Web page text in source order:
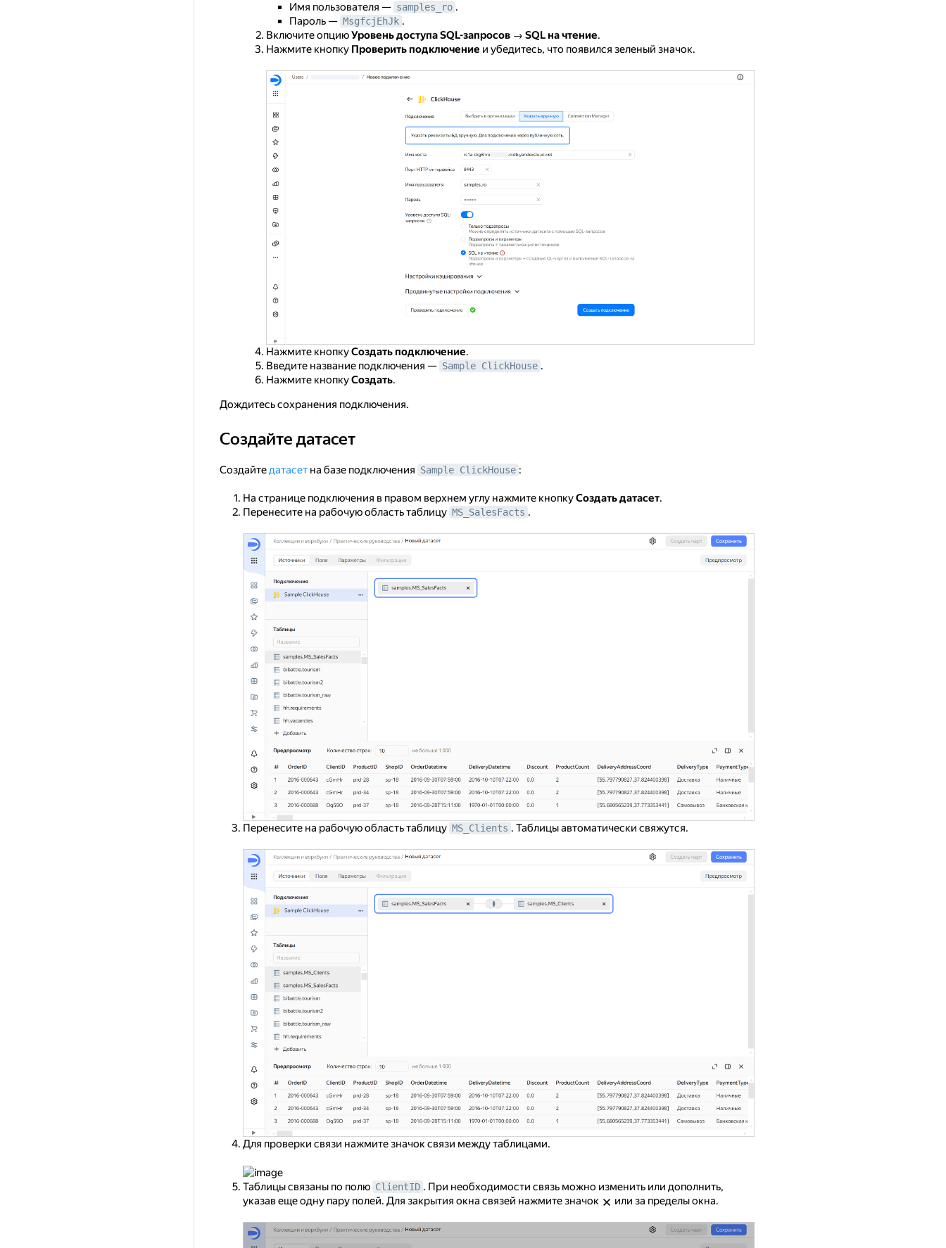
Имя пользователя — samples_ro .
Пароль — MsgfcjEhJk .
Включите опциюУровень доступа SQL-запросов → SQL на чтение.
Нажмите кнопку Проверить подключение и убедитесь, что появился зеленый значок.
Нажмите кнопкуСоздать подключение.
Введите название подключения — Sample ClickHouse .
Нажмите кнопкуСоздать.
Дождитесь сохранения подключения.
Создайте датасет
Создайте датасет
Создайтедатасет на базе подключения Sample ClickHouse :
На странице подключения в правом верхнем углу нажмите кнопкуСоздать датасет.
Перенесите на рабочую область таблицу MS_SalesFacts .
Перенесите на рабочую область таблицу MS_Clients . Таблицы автоматически свяжутся.
Для проверки связи нажмите значок связи между таблицами.
Таблицы связаны по полю ClientID . При необходимости связь можно изменить или дополнить,
указав еще одну пару полей. Для закрытия окна связей нажмите значок
или за пределы окна.